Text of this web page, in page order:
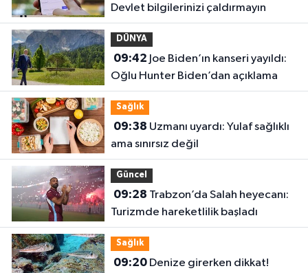
Devlet bilgilerinizi çaldırmayın
DÜNYA
09:42
Oğlu Hunter Biden’dan açıklama
Sağlık
09:38
ama sınırsız değil
Güncel
09:28
Turizmde hareketlilik başladı
Sağlık
09:20Denize girerken dikkat!